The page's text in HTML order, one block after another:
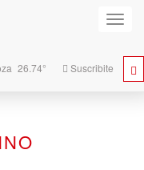
26.74° Suscribite